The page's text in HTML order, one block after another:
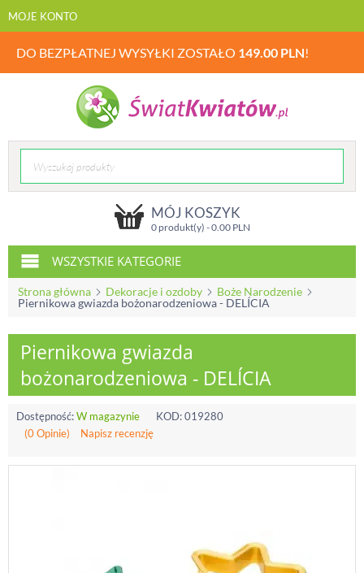
MOJE KONTO
DO BEZPŁATNEJ WYSYŁKI ZOSTAŁO 149.00 PLN!
MÓJ KOSZYK
0 produkt(y) -0.00PLN
WSZYSTKIE KATEGORIE
Strona główna Dekoracje i ozdoby
Boże Narodzenie
Piernikowa gwiazda bożonarodzeniowa - DELÍCIA
Piernikowa gwiazda
bożonarodzeniowa - DELÍCIA
Dostępność:W magazynie KOD:019280
(0 Opinie)
Napisz recenzję